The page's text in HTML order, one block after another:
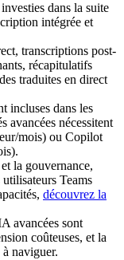
dans la suite
intégrée et
transcriptions post-
récapitulatifs
traduites en direct
incluses dans les
avancées nécessitent
mois) ou Copilot
la gouvernance,
Teams
découvrez la
avancées sont
coûteuses, et la
naviguer.